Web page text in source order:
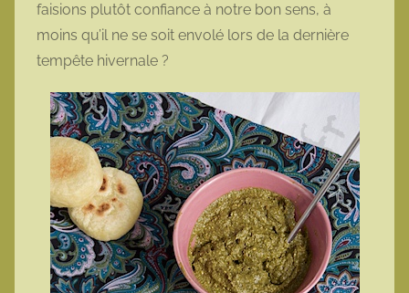
faisions plutôt confiance à notre bon sens, à
moins qu’il ne se soit envolé lors de la dernière
tempête hivernale ?